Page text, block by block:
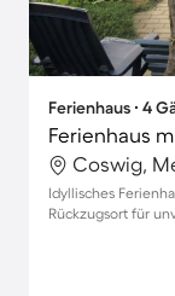
Ferienhaus ∙ 4
Ferienhaus
Coswig,
Idyllisches
Rückzugsort für